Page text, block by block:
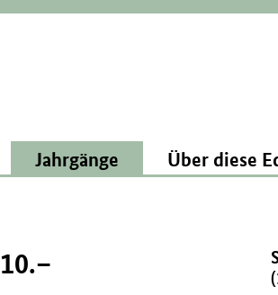
Jahrgänge Über diese